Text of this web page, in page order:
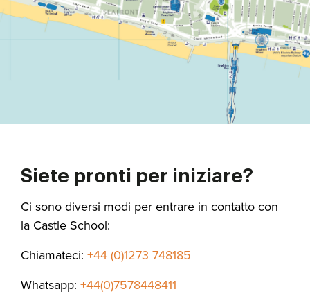
Siete pronti per iniziare?
Ci sono diversi modi per entrare in contatto con
la Castle School:
Chiamateci: +44 (0)1273 748185
Whatsapp: +44(0)7578448411